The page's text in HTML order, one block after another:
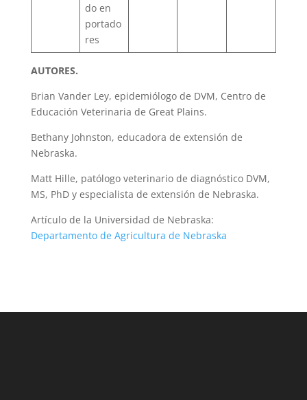
do en
portado
res
AUTORES.
Brian Vander Ley, epidemiólogo de DVM, Centro de
Educación Veterinaria de Great Plains.
Bethany Johnston, educadora de extensión de
Nebraska.
Matt Hille, patólogo veterinario de diagnóstico DVM,
MS, PhD y especialista de extensión de Nebraska.
Artículo de la Universidad de Nebraska:
Departamento de Agricultura de Nebraska